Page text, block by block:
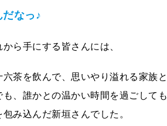
なっ♪
ら手にする皆さんには、
六茶を飲んで、思いやり溢れる家
も、誰かとの温かい時間を過ごして
み込んだ新垣さんでした。